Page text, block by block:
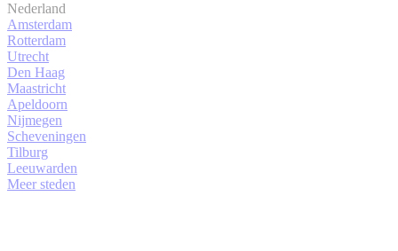
Nederland
Amsterdam
Rotterdam
Utrecht
Den Haag
Maastricht
Apeldoorn
Nijmegen
Scheveningen
Tilburg
Leeuwarden
Meer steden